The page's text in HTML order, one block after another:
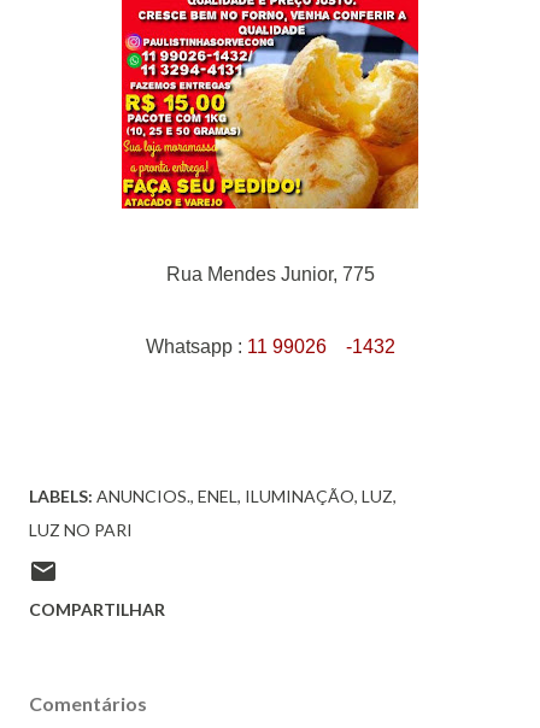
Rua Mendes Junior, 775
Whatsapp : 11 99026 -1432
LABELS: ANUNCIOS. ENEL ILUMINAÇÃO LUZ
LUZ NO PARI
COMPARTILHAR
Comentários